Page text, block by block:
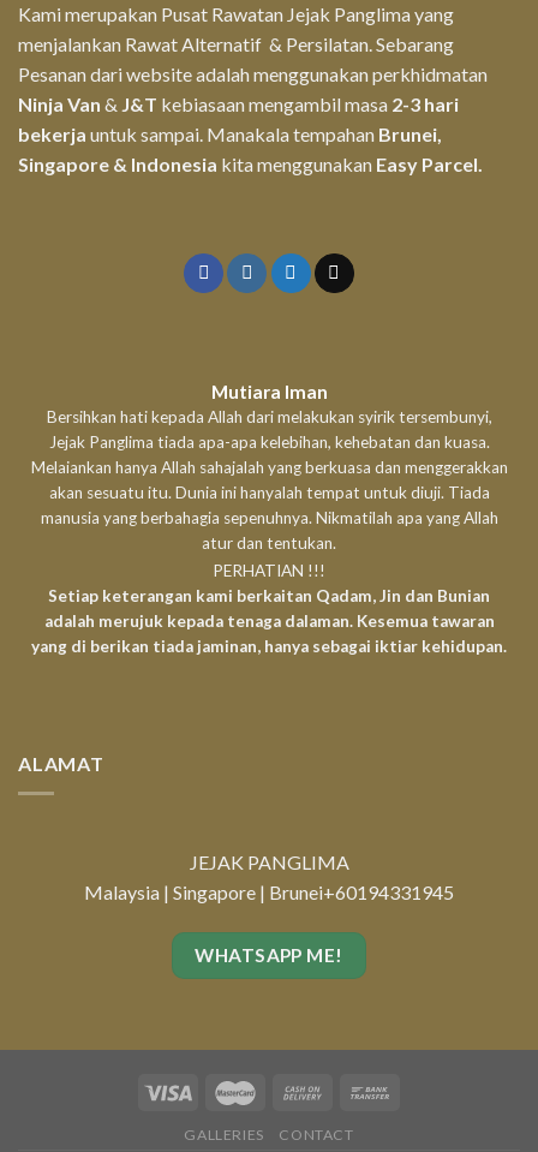
Kami merupakan Pusat Rawatan Jejak Panglima yang
menjalankan Rawat Alternatif & Persilatan. Sebarang
Pesanan dari website adalah menggunakan perkhidmatan
Ninja Van & J&T kebiasaan mengambil masa 2-3 hari
bekerja untuk sampai. Manakala tempahan Brunei,
Singapore & Indonesia kita menggunakan Easy Parcel.
Mutiara Iman
Bersihkan hati kepada Allah dari melakukan syirik tersembunyi,
Jejak Panglima tiada apa-apa kelebihan, kehebatan dan kuasa.
Melaiankan hanya Allah sahajalah yang berkuasa dan menggerakkan
akan sesuatu itu. Dunia ini hanyalah tempat untuk diuji. Tiada
manusia yang berbahagia sepenuhnya. Nikmatilah apa yang Allah
atur dan tentukan.
PERHATIAN !!!
Setiap keterangan kami berkaitan Qadam, Jin dan Bunian
adalah merujuk kepada tenaga dalaman. Kesemua tawaran
yang di berikan tiada jaminan, hanya sebagai iktiar kehidupan.
ALAMAT
JEJAK PANGLIMA
Malaysia | Singapore | Brunei+60194331945
WHATSAPP ME!
GALLERIES CONTACT